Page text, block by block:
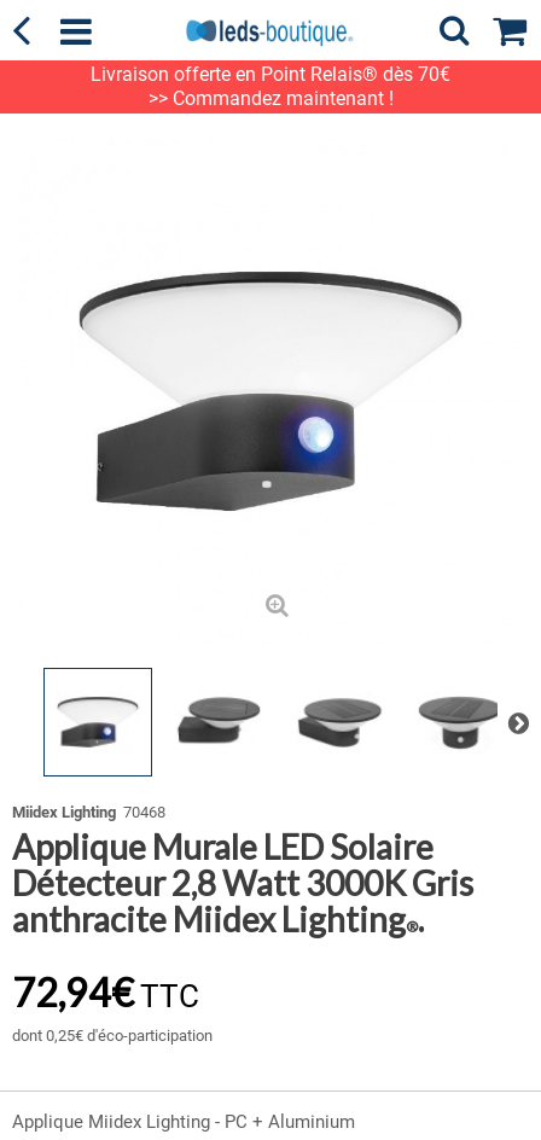
Livraison offerte en Point Relais® dès 70€
>> Commandez maintenant !
Miidex Lighting 70468
Applique Murale LED Solaire
Détecteur 2,8 Watt 3000K Gris
anthracite Miidex Lighting®.
72,94€TTC
dont 0,25€ d'éco-participation
Applique Miidex Lighting - PC + Aluminium